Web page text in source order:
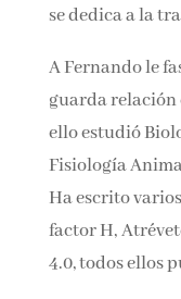
ICADE… Es
transformación
A Fernando le
que guarda
cerebro. Por
especializó en
Nervioso